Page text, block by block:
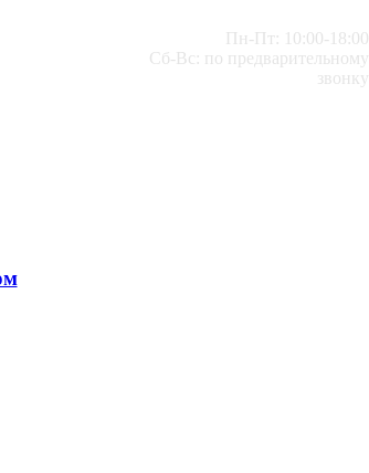
Пн-Пт: 10:00-18:00
Сб-Вс: по предварительному
звонку